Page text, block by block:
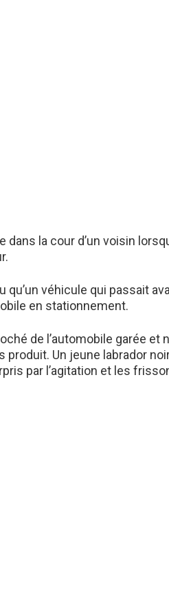
la cour d’un voisin
qu’un véhicule qui passait
en stationnement.
de l’automobile garée et
produit. Un jeune labrador
par l’agitation et les